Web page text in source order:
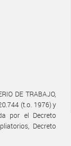
DE TRABAJO,
(t.o. 1976) y
por el Decreto
Decreto